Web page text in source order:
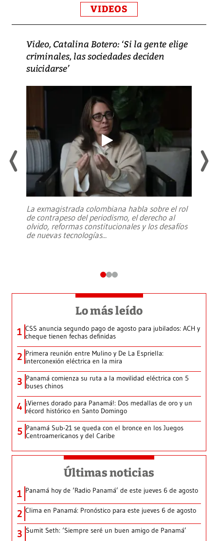
VIDEOS
Video, Catalina Botero: ‘Si la gente elige
criminales, las sociedades deciden
suicidarse’
La exmagistrada colombiana habla sobre el rol
de contrapeso del periodismo, el derecho al
olvido, reformas constitucionales y los desafíos
de nuevas tecnologías...
Lo más leído
1 CSS anuncia segundo pago de agosto para jubilados: ACH y
cheque tienen fechas definidas
2 Primera reunión entre Mulino y De La Espriella:
interconexión eléctrica en la mira
3 Panamá comienza su ruta a la movilidad eléctrica con 5
buses chinos
4 ¡Viernes dorado para Panamá!: Dos medallas de oro y un
récord histórico en Santo Domingo
5 Panamá Sub-21 se queda con el bronce en los Juegos
Centroamericanos y del Caribe
Últimas noticias
1 Panamá hoy de ‘Radio Panamá’ de este jueves 6 de agosto
2 Clima en Panamá: Pronóstico para este jueves 6 de agosto
3 Sumit Seth: ‘Siempre seré un buen amigo de Panamá’